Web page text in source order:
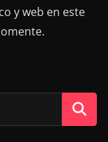
y web en este